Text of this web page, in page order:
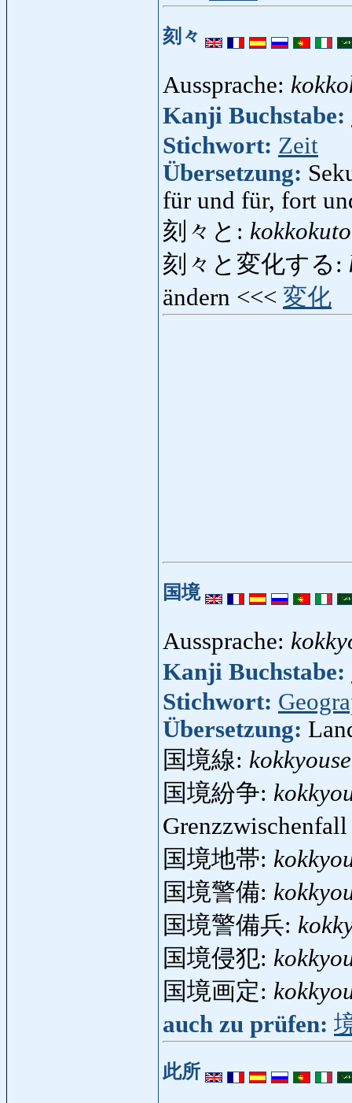
刻々
Aussprache:
Kanji Buchstabe:
Stichwort: Zeit
Übersetzung:
für und für, fort
刻々と: kokkokuto
刻々と変化する:
ändern <<< 変化
国境
Aussprache:
Kanji Buchstabe:
Stichwort:
Übersetzung:
国境線:
国境紛争:
国境地帯:
国境警備:
国境警備兵:
国境侵犯:
国境画定:
auch zu prüfen:
此所